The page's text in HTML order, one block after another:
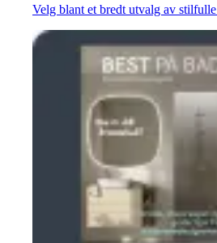
Velg blant et bredt utvalg av